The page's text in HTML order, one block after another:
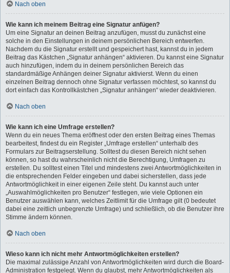
Nach oben
Wie kann ich meinem Beitrag eine Signatur anfügen?
Um eine Signatur an deinen Beitrag anzufügen, musst du zunächst eine
solche in den Einstellungen in deinem persönlichen Bereich entwerfen.
Nachdem du die Signatur erstellt und gespeichert hast, kannst du in jedem
Beitrag das Kästchen „Signatur anhängen“ aktivieren. Du kannst eine Signatur
auch hinzufügen, indem du in deinem persönlichen Bereich das
standardmäßige Anhängen deiner Signatur aktivierst. Wenn du einen
einzelnen Beitrag dennoch ohne Signatur verfassen möchtest, so kannst du
dort einfach das Kontrollkästchen „Signatur anhängen“ wieder deaktivieren.
Nach oben
Wie kann ich eine Umfrage erstellen?
Wenn du ein neues Thema eröffnest oder den ersten Beitrag eines Themas
bearbeitest, findest du ein Register „Umfrage erstellen“ unterhalb des
Formulars zur Beitragserstellung. Solltest du diesen Bereich nicht sehen
können, so hast du wahrscheinlich nicht die Berechtigung, Umfragen zu
erstellen. Du solltest einen Titel und mindestens zwei Antwortmöglichkeiten in
die entsprechenden Felder eingeben und dabei sicherstellen, dass jede
Antwortmöglichkeit in einer eigenen Zeile steht. Du kannst auch unter
„Auswahlmöglichkeiten pro Benutzer“ festlegen, wie viele Optionen ein
Benutzer auswählen kann, welches Zeitlimit für die Umfrage gilt (0 bedeutet
dabei eine zeitlich unbegrenzte Umfrage) und schließlich, ob die Benutzer ihre
Stimme ändern können.
Nach oben
Wieso kann ich nicht mehr Antwortmöglichkeiten erstellen?
Die maximal zulässige Anzahl von Antwortmöglichkeiten wird durch die Board-
Administration festgelegt. Wenn du glaubst, mehr Antwortmöglichkeiten als